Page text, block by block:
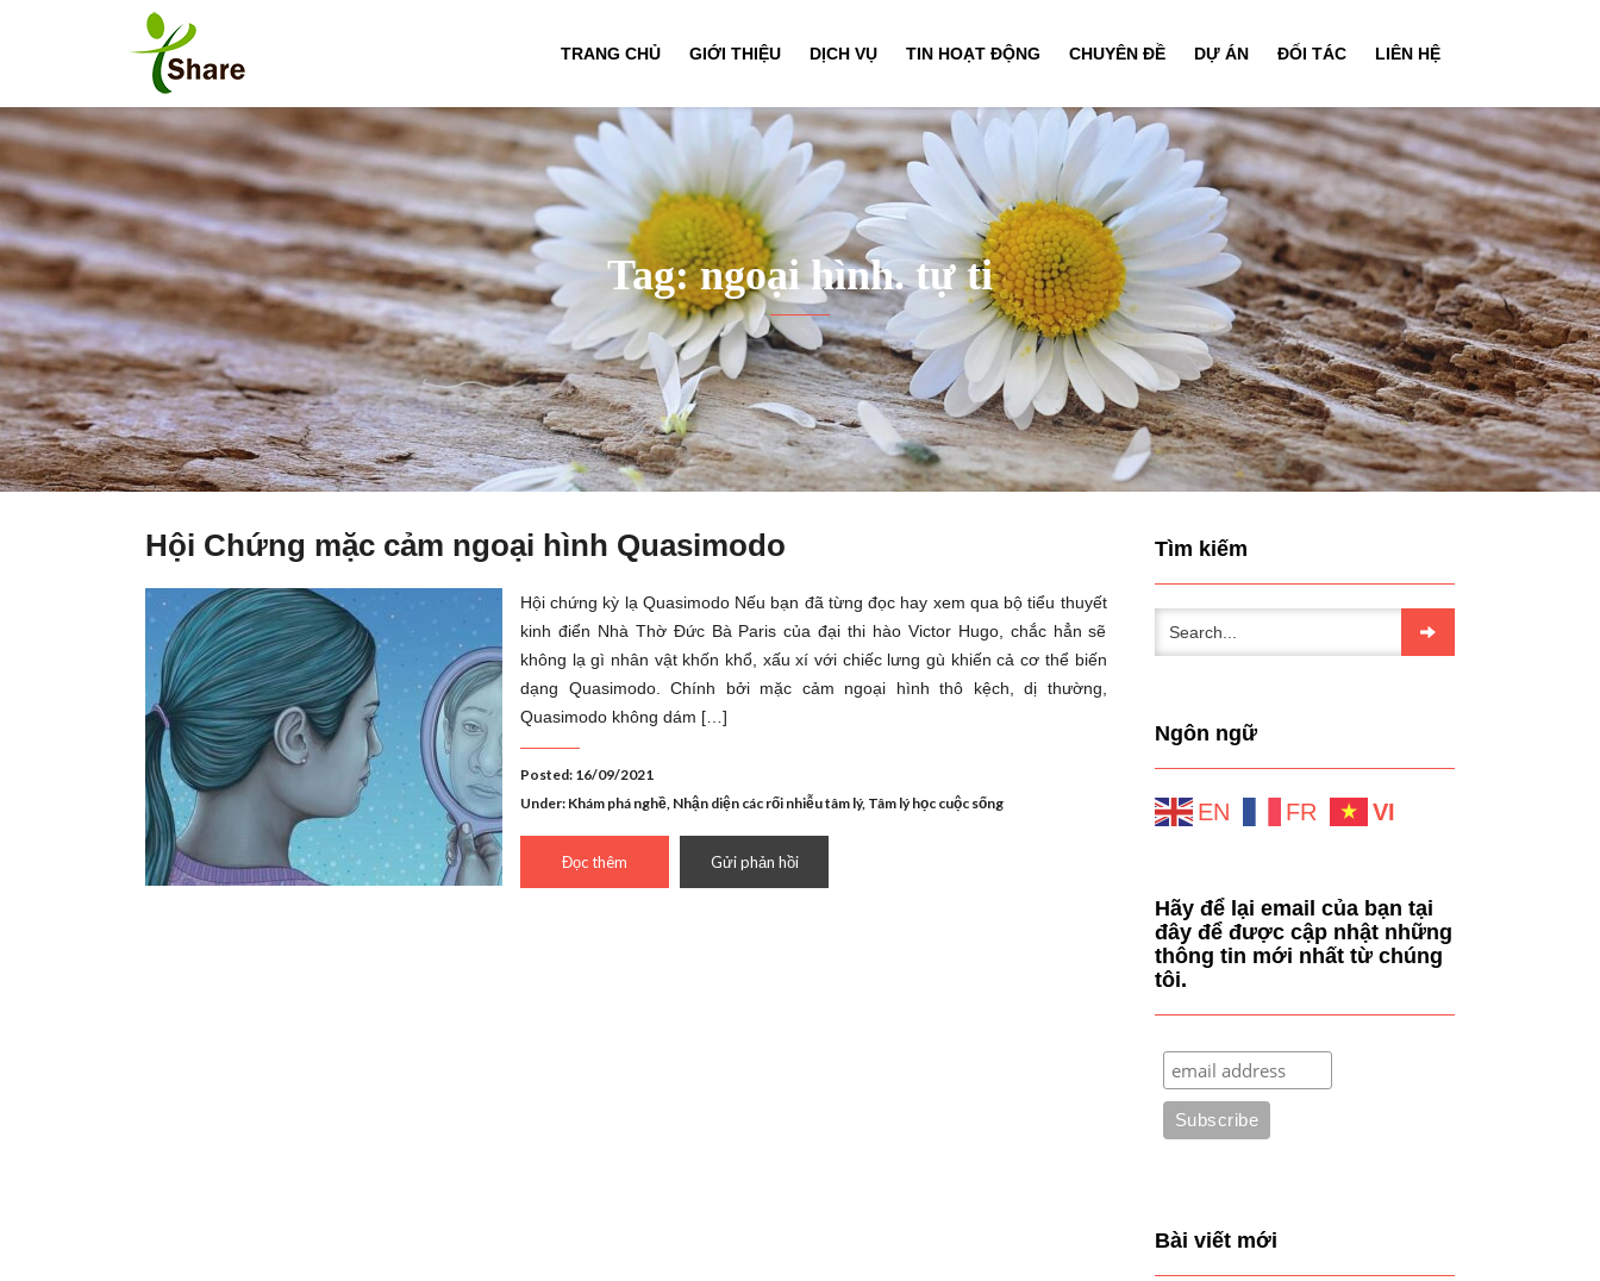
TRANG CHỦ GIỚI THIỆU DỊCH VỤ TIN HOẠT ĐỘNG CHUYÊN ĐỀ DỰ ÁN ĐỐI TÁC LIÊN HỆ
Tag: ngoại hình. tự ti
Hội Chứng mặc cảm ngoại hình Quasimodo
Hội chứng kỳ lạ Quasimodo Nếu bạn đã từng đọc hay xem qua bộ tiểu thuyết
kinh điển Nhà Thờ Đức Bà Paris của đại thi hào Victor Hugo, chắc hẳn sẽ
không lạ gì nhân vật khốn khổ, xấu xí với chiếc lưng gù khiến cả cơ thể biến
dạng Quasimodo. Chính bởi mặc cảm ngoại hình thô kệch, dị thường,
Quasimodo không dám […]
Posted: 16/09/2021
Under: Khám phá nghề, Nhận diện các rối nhiễu tâm lý, Tâm lý học cuộc sống
Đọc thêm Gửi phản hồi
Tìm kiếm
Ngôn ngữ
EN FR VI
Hãy để lại email của bạn tại
đây để được cập nhật những
thông tin mới nhất từ chúng
tôi.
Bài viết mới